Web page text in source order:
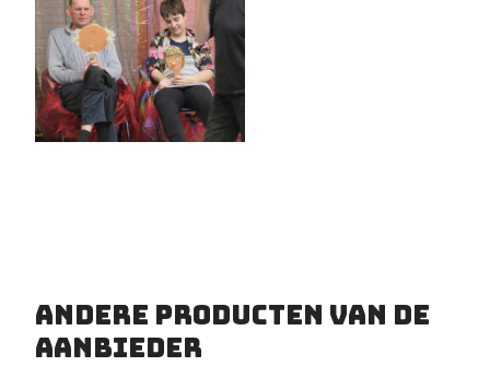
Andere producten van de
aanbieder